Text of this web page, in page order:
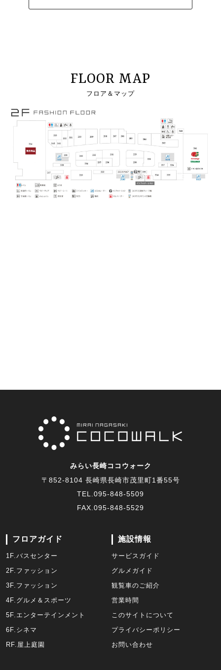
FLOOR MAP
フロア＆マップ
みらい長崎ココウォーク
〒852-8104 長崎県長崎市茂里町1番55号
TEL.095-848-5509
FAX.095-848-5529
フロアガイド
1F.バスセンター
2F.ファッション
3F.ファッション
4F.グルメ＆スポーツ
5F.エンターテインメント
6F.シネマ
RF.屋上庭園
施設情報
サービスガイド
グルメガイド
観覧車のご紹介
営業時間
このサイトについて
プライバシーポリシー
お問い合わせ